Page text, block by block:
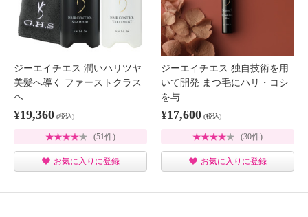
ジーエイチエス 潤いハリツヤ
美髪へ導く ファーストクラス
ヘ…
¥19,360 (税込)
(51件)
お気に入りに登録
ジーエイチエス 独自技術を用
いて開発 まつ毛にハリ・コシ
を与…
¥17,600 (税込)
(30件)
お気に入りに登録